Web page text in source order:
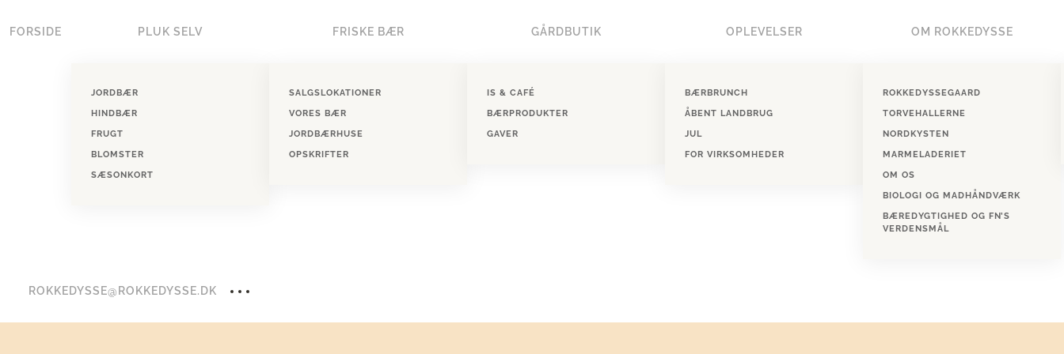
Skip to main content
FORSIDE PLUK SELV
JORDBÆR
HINDBÆR
FRUGT
BLOMSTER
SÆSONKORT
FRISKE BÆR
SALGSLOKATIONER
VORES BÆR
JORDBÆRHUSE
OPSKRIFTER
GÅRDBUTIK
IS & CAFÉ
BÆRPRODUKTER
GAVER
OPLEVELSER
BÆRBRUNCH
ÅBENT LANDBRUG
JUL
FOR VIRKSOMHEDER
OM ROKKEDYSSE
ROKKEDYSSEGAARD
TORVEHALLERNE
NORDKYSTEN
MARMELADERIET
OM OS
BIOLOGI OG MADHÅNDVÆRK
BÆREDYGTIGHED OG FN’S
VERDENSMÅL
ROKKEDYSSE@ROKKEDYSSE.DK